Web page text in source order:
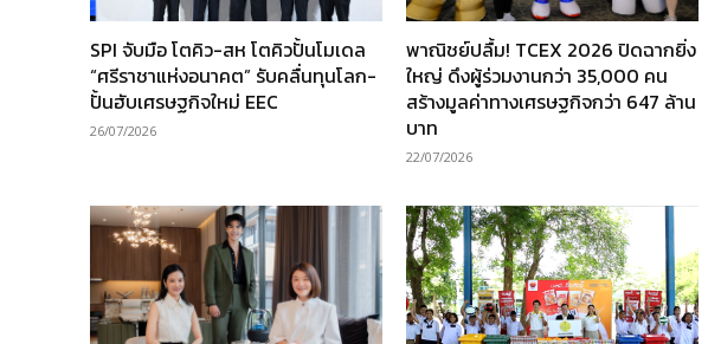
SPI จับมือ โตคิว-สห โตคิวปั้นโมเดล
“ศรีราชาแห่งอนาคต” รับคลื่นทุนโลก-
ปั้นฮับเศรษฐกิจใหม่ EEC
26/07/2026
พาณิชย์ปลื้ม! TCEX 2026 ปิดฉากยิ่ง
ใหญ่ ดึงผู้ร่วมงานกว่า 35,000 คน
สร้างมูลค่าทางเศรษฐกิจกว่า 647 ล้าน
บาท
22/07/2026